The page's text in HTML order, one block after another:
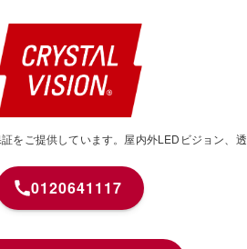
ご提供しています。屋内外LEDビジョン、
0120641117